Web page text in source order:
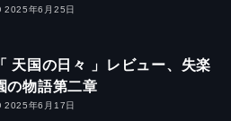
2025年6月25日
「 天国の日々 」レビュー、失楽
の物語第二章
2025年6月17日